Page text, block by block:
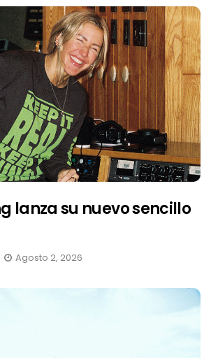
lanza su nuevo sencillo
Agosto 2, 2026